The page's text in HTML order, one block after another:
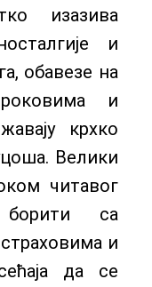
изазива
и
обавезе на
и
крхко
Велики
читавог
борити са
и
да се